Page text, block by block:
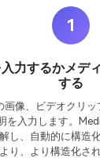
1
力するかメデ
する
画像、ビデオクリ
を入力します。
し、自動的に構造
り、より構造化さ